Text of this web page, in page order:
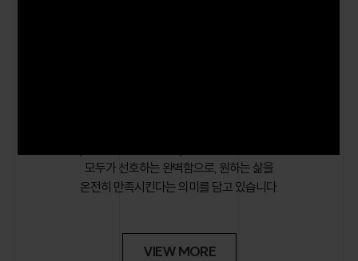
모두가 선호하는 완벽함으로, 원하는 삶을
온전히 만족시킨다는 의미를 담고 있습니다.
VIEW MORE